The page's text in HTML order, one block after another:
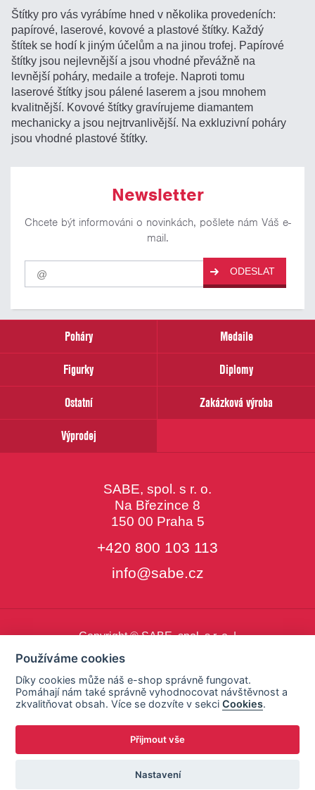
Štítky pro vás vyrábíme hned v několika provedeních:
papírové, laserové, kovové a plastové štítky. Každý
štítek se hodí k jiným účelům a na jinou trofej. Papírové
štítky jsou nejlevnější a jsou vhodné převážně na
levnější poháry, medaile a trofeje. Naproti tomu
laserové štítky jsou pálené laserem a jsou mnohem
kvalitnější. Kovové štítky gravírujeme diamantem
mechanicky a jsou nejtrvanlivější. Na exkluzivní poháry
jsou vhodné plastové štítky.
Newsletter
Chcete být informováni o novinkách, pošlete nám Váš e-
mail.
Pro
odběr
našich
email
ODESLAT
Poháry
Medaile
Figurky
Diplomy
Ostatní
Zakázková výroba
Výprodej
SABE, spol. s r. o.
Na Březince 8
150 00 Praha 5
+420 800 103 113
info@sabe.cz
Copyright © SABE, spol. s r. o. |
Používáme cookies
Díky cookies může náš e-shop správně fungovat.
Pomáhají nám také správně vyhodnocovat návštěvnost a
zkvalitňovat obsah. Více se dozvíte v sekciCookies.
Přijmout vše
Nastavení